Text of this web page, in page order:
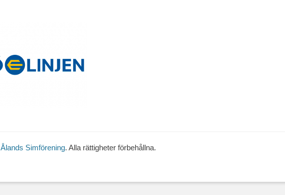
Ålands Simförening. Alla rättigheter förbehållna.